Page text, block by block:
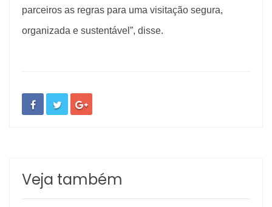
parceiros as regras para uma visitação segura,
organizada e sustentável”, disse.
Veja também